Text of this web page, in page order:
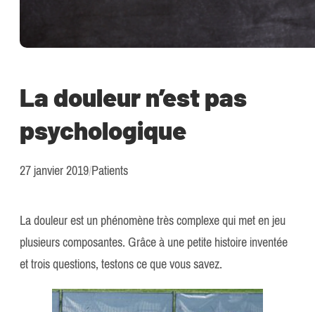
La douleur n’est pas
psychologique
27 janvier 2019/Patients
La douleur est un phénomène très complexe qui met en jeu
plusieurs composantes. Grâce à une petite histoire inventée
et trois questions, testons ce que vous savez.